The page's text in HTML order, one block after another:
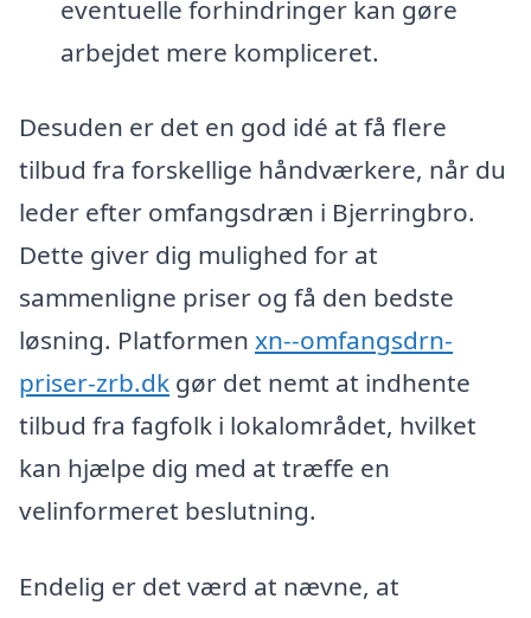
eventuelle forhindringer kan gøre
arbejdet mere kompliceret.
Desuden er det en god idé at få flere
tilbud fra forskellige håndværkere, når du
leder efter omfangsdræn i Bjerringbro.
Dette giver dig mulighed for at
sammenligne priser og få den bedste
løsning. Platformen xn--omfangsdrn-
priser-zrb.dk gør det nemt at indhente
tilbud fra fagfolk i lokalområdet, hvilket
kan hjælpe dig med at træffe en
velinformeret beslutning.
Endelig er det værd at nævne, at